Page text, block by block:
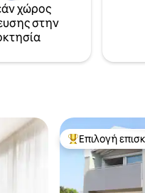
χώρος
στην
Κορυφαία
Επιλογή